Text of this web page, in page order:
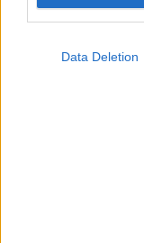
Data Deletion